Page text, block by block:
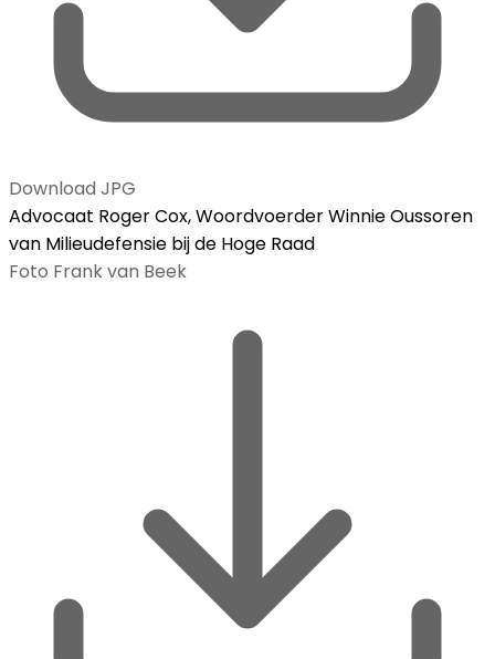
Download JPG
Advocaat Roger Cox, Woordvoerder Winnie Oussoren
van Milieudefensie bij de Hoge Raad
Foto Frank van Beek